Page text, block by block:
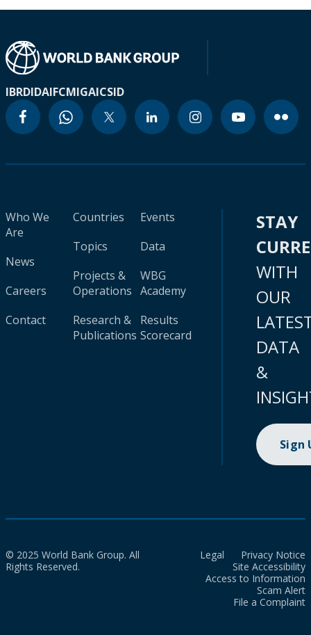
IBRDIDAIFCMIGAICSID
Who We
Are
News
Careers
Contact
Countries
Topics
Projects &
Operations
Research &
Publications
Events
Data
WBG
Academy
Results
Scorecard
STAY
WITH
OUR
DATA
&
Sign
© 2025 World Bank Group. All
Rights Reserved.
Legal
Privacy Notice
Site Accessibility
Access to Information
Scam Alert
File a Complaint